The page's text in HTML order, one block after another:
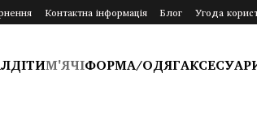
Контактна інформація Блог Угода
ДІТИМ'ЯЧІФОРМА/ОДЯГ